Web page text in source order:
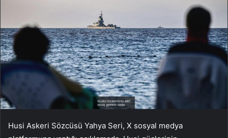
Husi Askeri Sözcüsü Yahya Seri, X sosyal medya